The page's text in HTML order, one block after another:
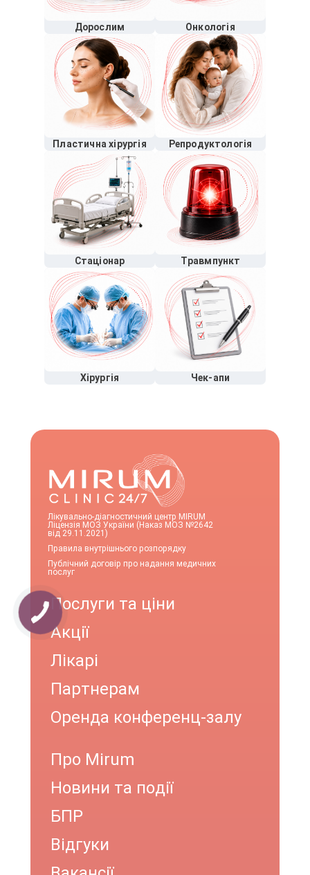
Дорослим Онкологія
Пластична хірургія Репродуктологія
Стаціонар Травмпункт
Хірургія Чек-апи
Лікувально-діагностичний центр MIRUM
Ліцензія МОЗ України (Наказ МОЗ №2642
від 29.11.2021)
Правила внутрішнього розпорядку
Публічний договір про надання медичних
послуг
Послуги та ціни
Акції
Лікарі
Партнерам
Оренда конференц-залу
Про Mirum
Новини та події
БПР
Відгуки